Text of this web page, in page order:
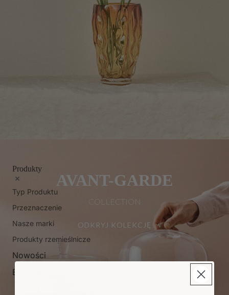
Produkty
Typ Produktu
Przeznaczenie
Nasze marki
Produkty rzemieślnicze
Nowości
Bestsellery
AVANT-GARDE
COLLECTION
ODKRYJ KOLEKCJĘ